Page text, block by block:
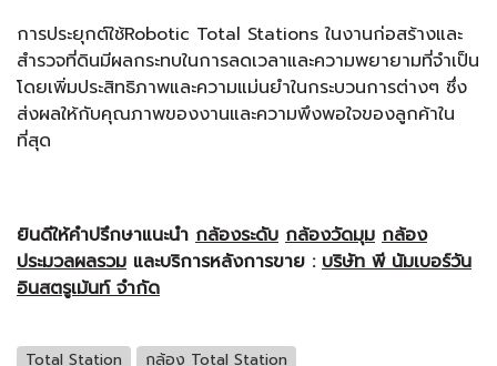
การประยุกต์ใช้Robotic Total Stations ในงานก่อสร้างและ
สำรวจที่ดินมีผลกระทบในการลดเวลาและความพยายามที่จำเป็น
โดยเพิ่มประสิทธิภาพและความแม่นยำในกระบวนการต่างๆ ซึ่ง
ส่งผลให้กับคุณภาพของงานและความพึงพอใจของลูกค้าใน
ที่สุด
ยินดีให้คำปรึกษาแนะนำ กล้องระดับ กล้องวัดมุม กล้อง
ประมวลผลรวม และบริการหลังการขาย : บริษัท พี นัมเบอร์วัน
อินสตรูเม้นท์ จำกัด
Total Station กล้อง Total Station